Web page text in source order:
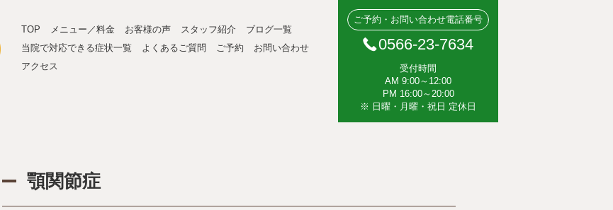
TOP メニュー／料金 お客様の声 スタッフ紹介
ブログ一覧
当院で対応できる症状一覧
よくあるご質問 ご予約
お問い合わせ
アクセス
ご予約・お問い合わせ電話番号
0566-23-7634
受付時間
AM 9:00～12:00
PM 16:00～20:00
※ 日曜・月曜・祝日 定休日
顎関節症